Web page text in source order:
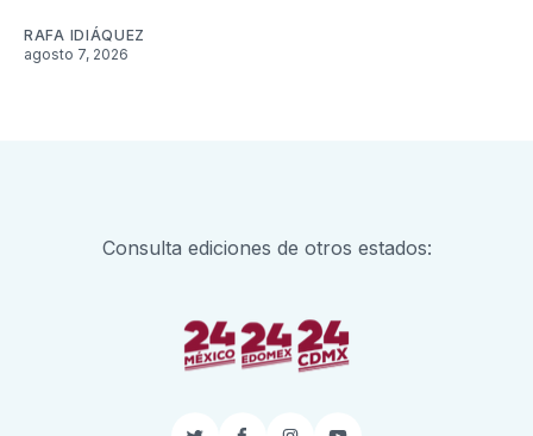
RAFA IDIÁQUEZ
agosto 7, 2026
Consulta ediciones de otros estados: